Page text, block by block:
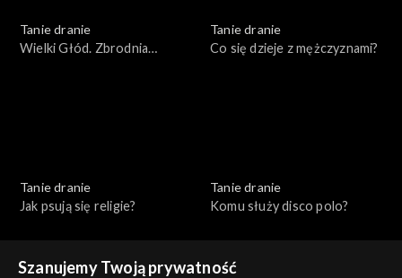
Tanie dranie
Wielki Głód. Zbrodnia
Tanie dranie
Co się dzieje z mężczyznami?
Tanie dranie
Jak psują się religie?
Tanie dranie
Komu służy disco polo?
Szanujemy Twoją prywatność